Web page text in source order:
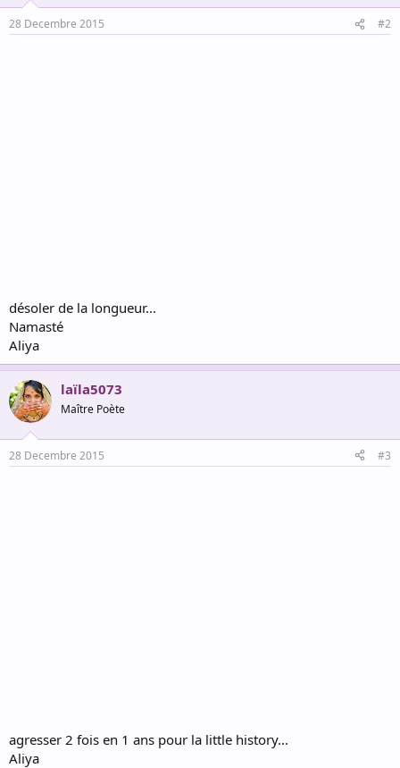
s
28 Decembre 2015 #2
désoler de la longueur...
Namasté
Aliya
laïla5073
Maître Poète
28 Decembre 2015 #3
agresser 2 fois en 1 ans pour la little history...
Aliya